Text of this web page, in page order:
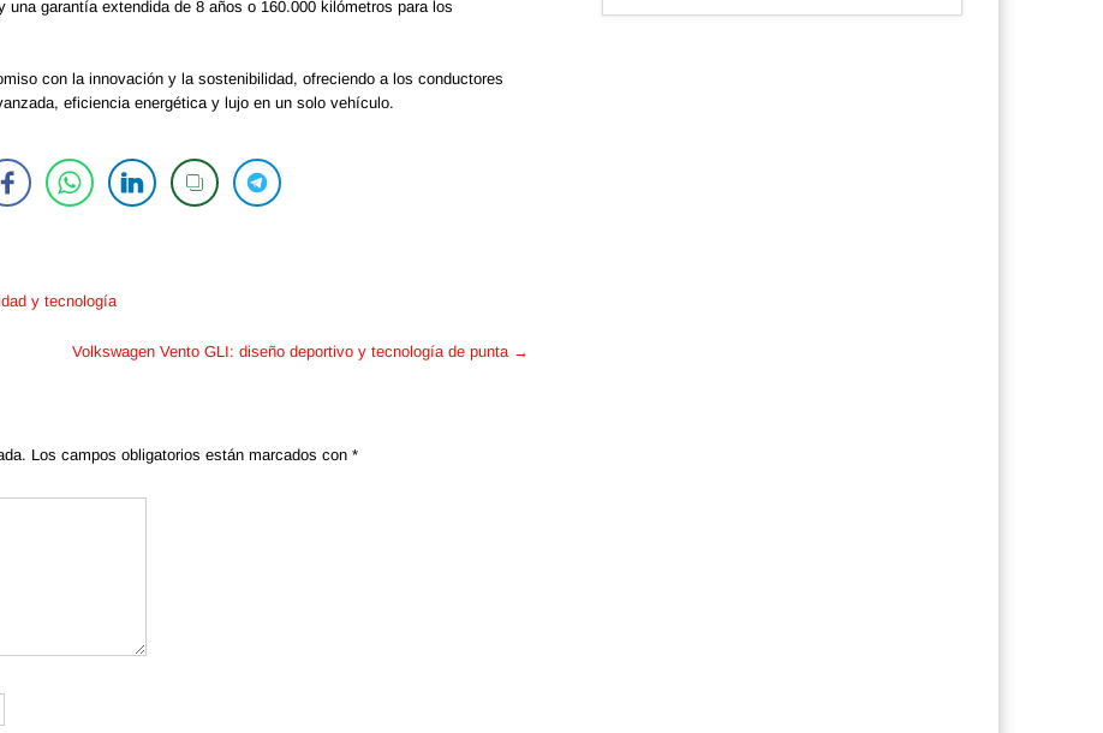
garantía extendida de 8 años o 160.000 kilómetros para los
con la innovación y la sostenibilidad, ofreciendo a los conductores
eficiencia energética y lujo en un solo vehículo.
y tecnología
Volkswagen Vento GLI: diseño deportivo y tecnología de punta →
Los campos obligatorios están marcados con *